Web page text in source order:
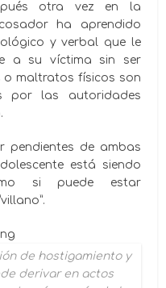
otra vez en la
ha aprendido
y verbal que le
a su víctima sin ser
o maltratos físicos son
por las autoridades
pendientes de ambas
está siendo
si puede estar
de hostigamiento y
derivar en actos